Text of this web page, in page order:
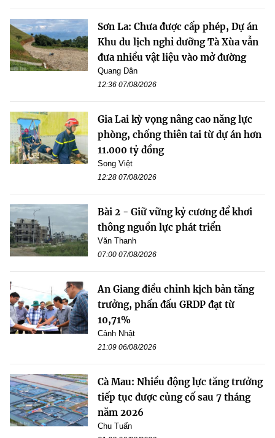
Sơn La: Chưa được cấp phép, Dự án
Khu du lịch nghỉ dưỡng Tà Xùa vẫn
đưa nhiều vật liệu vào mở đường
Quang Dân
12:36 07/08/2026
Gia Lai kỳ vọng nâng cao năng lực
phòng, chống thiên tai từ dự án hơn
11.000 tỷ đồng
Song Việt
12:28 07/08/2026
Bài 2 - Giữ vững kỷ cương để khơi
thông nguồn lực phát triển
Văn Thanh
07:00 07/08/2026
An Giang điều chỉnh kịch bản tăng
trưởng, phấn đấu GRDP đạt từ
10,71%
Cảnh Nhật
21:09 06/08/2026
Cà Mau: Nhiều động lực tăng trưởng
tiếp tục được củng cố sau 7 tháng
năm 2026
Chu Tuấn